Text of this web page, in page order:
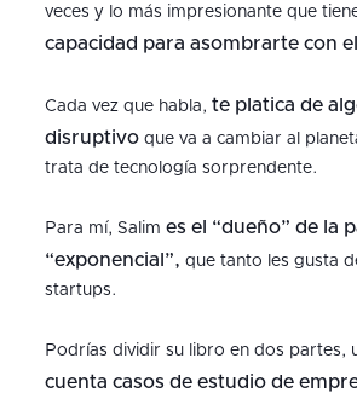
veces y lo más impresionante que
capacidad para asombrarte con
Cada vez que habla, te platica de
disruptivoque va a cambiar al
trata de tecnología sorprendente.
Para mí, Salim es el “dueño” de la
“exponencial”, que tanto les gusta
startups.
Podrías dividir su libro en dos partes,
cuenta casos de estudio de